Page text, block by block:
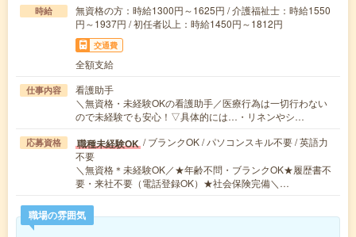
時給
無資格の方：時給1300円～1625円 / 介護福祉士：時給1550
円～1937円 / 初任者以上：時給1450円～1812円
交通費
全額支給
仕事内容
看護助手
＼無資格・未経験OKの看護助手／医療行為は一切行わない
ので未経験でも安心！▽具体的には…・リネンやシ…
応募資格 職種未経験OK / ブランクOK / パソコンスキル不要 / 英語力
不要
＼無資格＊未経験OK／★年齢不問・ブランクOK★履歴書不
要・来社不要（電話登録OK）★社会保険完備＼…
職場の雰囲気